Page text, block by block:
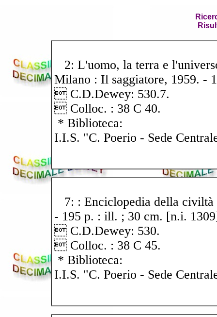
2: L'uomo, la terra e
Milano : Il saggiatore, 1959. -
 C.D.Dewey: 530.7.
 Colloc. : 38 C 40.
* Biblioteca:
I.I.S. "C. Poerio - Sede
7: : Enciclopedia della civiltà
- 195 p. : ill. ; 30 cm. [n.i.
 C.D.Dewey: 530.
 Colloc. : 38 C 45.
* Biblioteca:
I.I.S. "C. Poerio - Sede